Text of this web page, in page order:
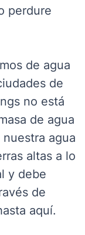
perdure
de agua
de
no está
de agua
agua
altas a lo
y debe
de
aquí.